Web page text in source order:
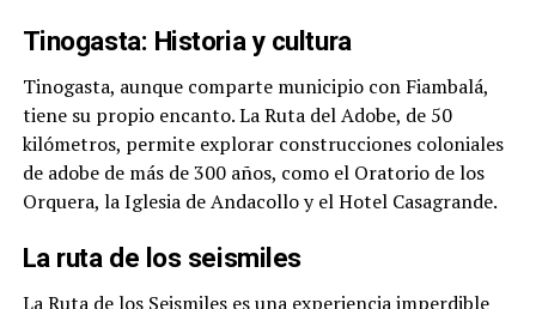
Tinogasta: Historia y cultura
Tinogasta, aunque comparte municipio con Fiambalá,
tiene su propio encanto. La Ruta del Adobe, de 50
kilómetros, permite explorar construcciones coloniales
de adobe de más de 300 años, como el Oratorio de los
Orquera, la Iglesia de Andacollo y el Hotel Casagrande.
La ruta de los seismiles
La Ruta de los Seismiles es una experiencia imperdible